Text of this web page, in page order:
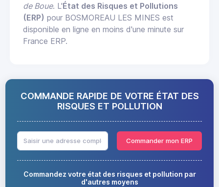
de Boue. L'État des Risques et Pollutions
(ERP) pour BOSMOREAU LES MINES est
disponible en ligne en moins d'une minute sur
France ERP.
COMMANDE RAPIDE DE VOTRE ÉTAT DES
RISQUES ET POLLUTION
Commander mon ERP
Commandez votre état des risques et pollution par
d'autres moyens